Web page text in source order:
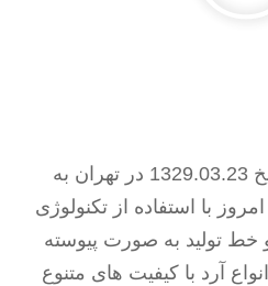
کارخانه آرد ایران در تاریخ 1329.03.23 در تهران به
با استفاده از تکنولوژی
خط تولید به صورت پیوسته
آرد با کیفیت های متنوع